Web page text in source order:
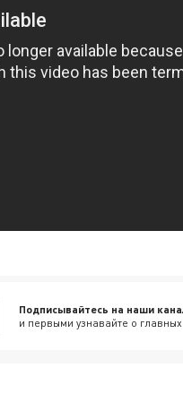
Подписывайтесь на наши
и первыми узнавайте о